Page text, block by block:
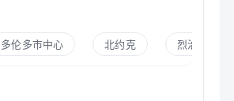
多伦多市中心 北约克 烈治文山